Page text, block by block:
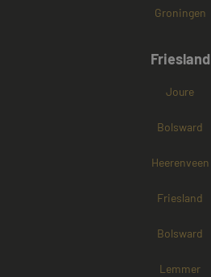
Groningen
Friesland
Joure
Bolsward
Heerenveen
Friesland
Bolsward
Lemmer